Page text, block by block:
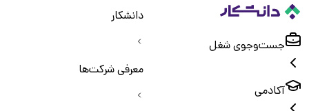
جست‌و‌جوی شغل
آکادمی
دانشکار
معرفی شرکت‌ها